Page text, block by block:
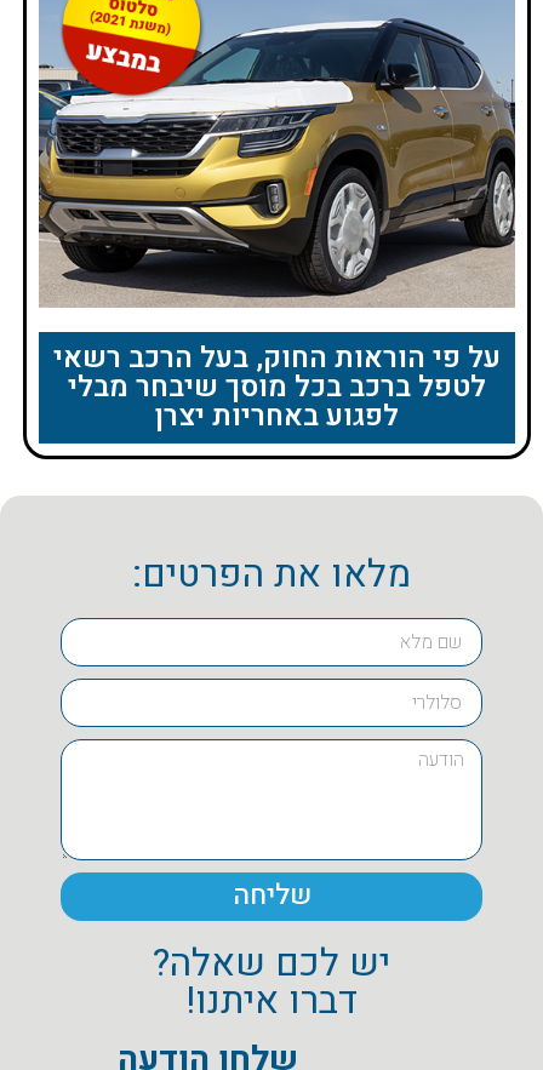
על פי הוראות החוק, בעל הרכב רשאי
לטפל ברכב בכל מוסך שיבחר מבלי
לפגוע באחריות יצרן
מלאו את הפרטים:
שליחה
יש לכם שאלה?
דברו איתנו!
שלחו הודעה